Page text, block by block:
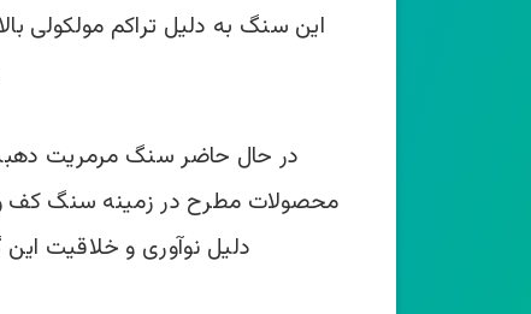
این سنگ به دلیل تراکم مولکولی
در حال حاضر سنگ مرمریت
محصولات مطرح در زمینه سنگ کف
دلیل نوآوری و خلاقیت